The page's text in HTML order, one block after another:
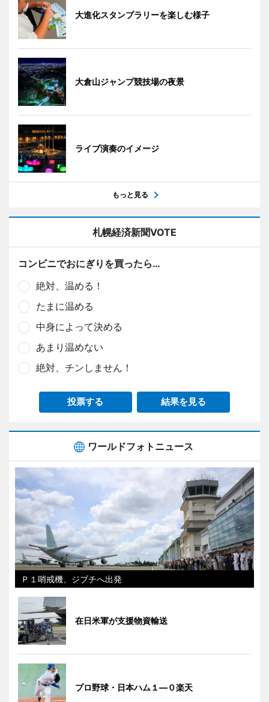
大進化スタンプラリーを楽しむ様子
大倉山ジャンプ競技場の夜景
ライブ演奏のイメージ
もっと見る
札幌経済新聞VOTE
コンビニでおにぎりを買ったら…
絶対、温める！
たまに温める
中身によって決める
あまり温めない
絶対、チンしません！
投票する 結果を見る
ワールドフォトニュース
Ｐ１哨戒機、ジブチへ出発
在日米軍が支援物資輸送
プロ野球・日本ハム１―０楽天